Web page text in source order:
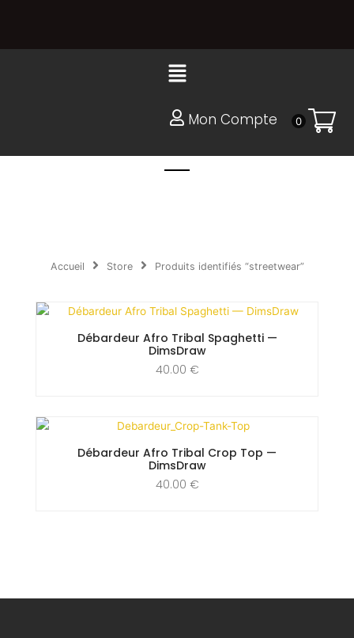
Menu
Mon Compte 0
Accueil Store Produits identifiés “streetwear”
Débardeur Afro Tribal Spaghetti —
DimsDraw
40.00 €
Débardeur Afro Tribal Crop Top —
DimsDraw
40.00 €